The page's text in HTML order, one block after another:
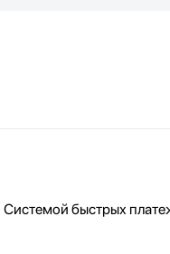
Системой быстрых